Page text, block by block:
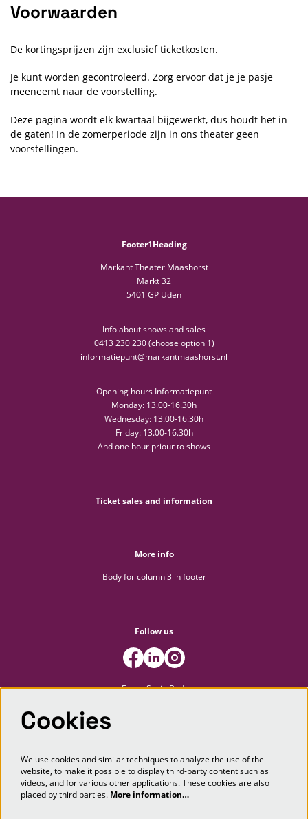
Voorwaarden
De kortingsprijzen zijn exclusief ticketkosten.
Je kunt worden gecontroleerd. Zorg ervoor dat je je pasje
meeneemt naar de voorstelling.
Deze pagina wordt elk kwartaal bijgewerkt, dus houdt het in
de gaten! In de zomerperiode zijn in ons theater geen
voorstellingen.
Footer1Heading
Markant Theater Maashorst
Markt 32
5401 GP Uden
Info about shows and sales
0413 230 230 (choose option 1)
informatiepunt@markantmaashorst.nl
Opening hours Informatiepunt
Monday: 13.00-16.30h
Wednesday: 13.00-16.30h
Friday: 13.00-16.30h
And one hour priour to shows
Ticket sales and information
More info
Body for column 3 in footer
Follow us
FooterSocialBody
SIGN UP
Cookies
We use cookies and similar techniques to analyze the use of the
website, to make it possible to display third-party content such as
videos, and for various other applications. These cookies are also
placed by third parties. More information…